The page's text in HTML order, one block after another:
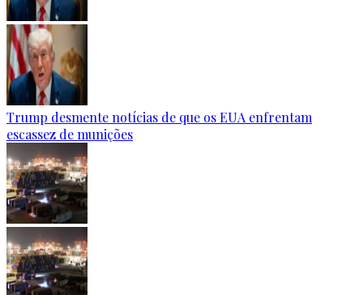
Trump desmente notícias de que os EUA enfrentam
escassez de munições